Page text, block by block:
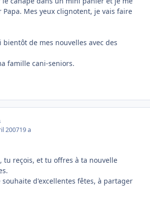
Mes yeux clignotent, je vais faire
bientôt de mes nouvelles avec des
famille cani-seniors.
200719 a
tu reçois, et tu offres à ta nouvelle
d'excellentes fêtes, à partager